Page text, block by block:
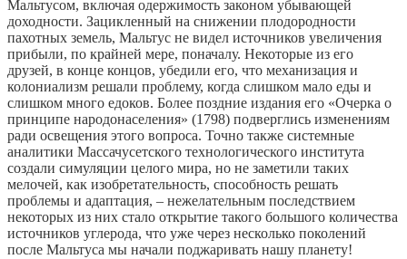
Мальтусом, включая одержимость законом убывающей
доходности. Зацикленный на снижении плодородности
пахотных земель, Мальтус не видел источников увеличения
прибыли, по крайней мере, поначалу. Некоторые из его
друзей, в конце концов, убедили его, что механизация и
колониализм решали проблему, когда слишком мало еды и
слишком много едоков. Более поздние издания его «Очерка о
принципе народонаселения» (1798) подверглись изменениям
ради освещения этого вопроса. Точно также системные
аналитики Массачусетского технологического института
создали симуляции целого мира, но не заметили таких
мелочей, как изобретательность, способность решать
проблемы и адаптация, – нежелательным последствием
некоторых из них стало открытие такого большого количества
источников углерода, что уже через несколько поколений
после Мальтуса мы начали поджаривать нашу планету!